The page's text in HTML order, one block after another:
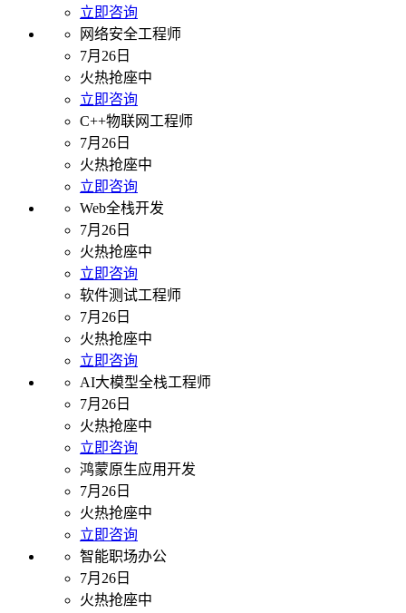
立即咨询
网络安全工程师
7月26日
火热抢座中
立即咨询
C++物联网工程师
7月26日
火热抢座中
立即咨询
Web全栈开发
7月26日
火热抢座中
立即咨询
软件测试工程师
7月26日
火热抢座中
立即咨询
AI大模型全栈工程师
7月26日
火热抢座中
立即咨询
鸿蒙原生应用开发
7月26日
火热抢座中
立即咨询
智能职场办公
7月26日
火热抢座中